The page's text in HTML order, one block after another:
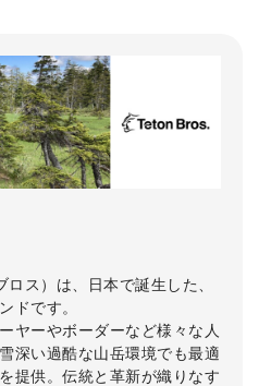
ス）は、日本で誕生した、
ドです。
ヤーやボーダーなど様々な人
深い過酷な山岳環境でも最適
提供。伝統と革新が織りなす